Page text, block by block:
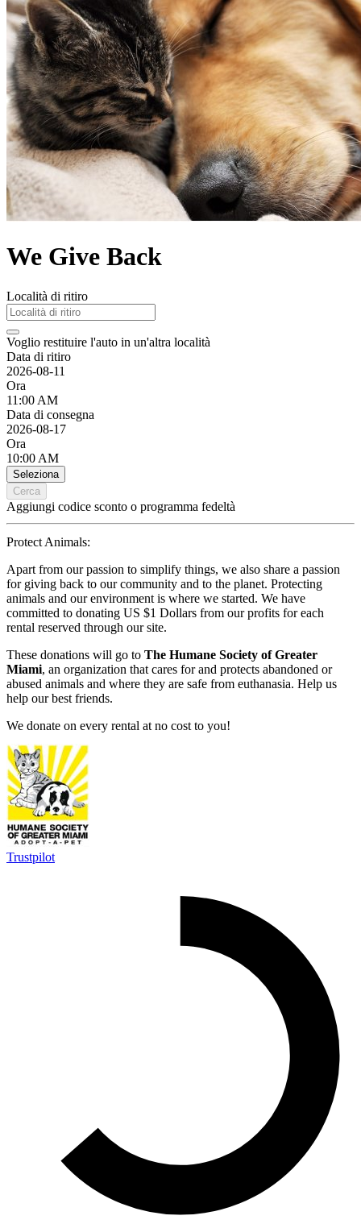
We Give Back
Località di ritiro
Voglio restituire l'auto in un'altra località
Data di ritiro
2026-08-11
Ora
11:00 AM
Data di consegna
2026-08-17
Ora
10:00 AM
Seleziona
Cerca
Aggiungi codice sconto o programma fedeltà
Protect Animals:
Apart from our passion to simplify things, we also share a passion
for giving back to our community and to the planet. Protecting
animals and our environment is where we started. We have
committed to donating US $1 Dollars from our profits for each
rental reserved through our site.
These donations will go to The Humane Society of Greater
Miami, an organization that cares for and protects abandoned or
abused animals and where they are safe from euthanasia. Help us
help our best friends.
We donate on every rental at no cost to you!
Trustpilot